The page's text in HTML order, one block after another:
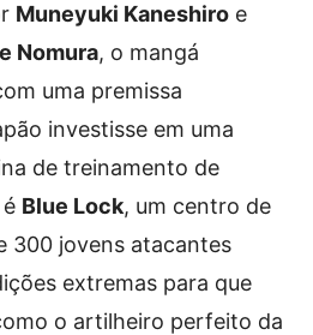
Muneyuki Kaneshiro e
Nomura, o mangá
uma premissa
investisse em uma
de treinamento de
Blue Lock, um centro de
300 jovens atacantes
extremas para que
o artilheiro perfeito da